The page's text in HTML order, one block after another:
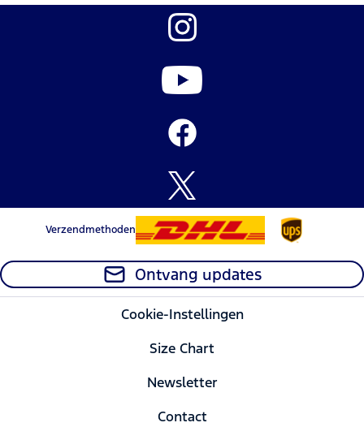
Verzendmethoden
Ontvang updates
Cookie-Instellingen
Size Chart
Newsletter
Contact